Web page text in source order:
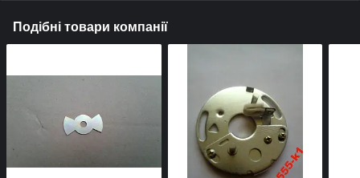
Подібні товари компанії